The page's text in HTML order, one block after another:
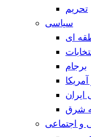
تحریم
سیاسی
ای
برجام
شرق
و اجتماعی